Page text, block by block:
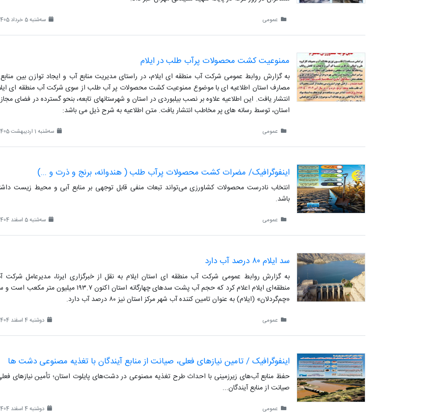
عمومی سه‌شنبه 5 خرداد 1405
ممنوعیت کشت محصولات پرآب طلب در ایلام
به گزارش روابط عمومی شرکت آب منطقه ای ایلام، در راستای مدیریت منابع آب و ایجاد توازن بین
مصارف استان اطلاعیه ای با موضوع ممنوعیت کشت محصولات پر آب طلب از سوی شرکت آب منطقه ای
انتشار یافت. این اطلاعیه علاوه بر نصب بیلبوردی در استان و شهرستانهای تابعه، بنحو گسترده در فضای
استان، توسط رسانه های پر مخاطب انتشار یافت. متن اطلاعیه به شرح ذیل می باشد:
عمومی سه‌شنبه 1 اردیبهشت 1405
اینفوگرافیک/ مضرات کشت محصولات پرآب طلب ( هندوانه، برنج و ذرت و ...)
انتخاب نادرست محصولات کشاورزی می‌تواند تبعات منفی قابل توجهی بر منابع آبی و محیط زیست
باشد.
عمومی سه‌شنبه 5 اسفند 1404
سد ایلام ۸۰ درصد آب دارد
به گزارش روابط عمومی شرکت آب منطقه ای استان ایلام به نقل از خبرگزاری ایرنا، مدیرعامل شرکت
منطقه‌ای ایلام اعلام کرد که حجم آب پشت سدهای چهارگانه استان اکنون ۱۹۳.۷ میلیون متر
«چم‌گردلان» (ایلام) به عنوان تامین کننده آب شهر مرکز استان نیز ۸۰ درصد آب دارد.
عمومی دوشنبه 4 اسفند 1404
اینفوگرافیک / تامین نیازهای فعلی، صیانت از منابع آیندگان با تغذیه مصنوعی دشت ها
حفظ منابع آب‌های زیرزمینی با احداث طرح تغذیه مصنوعی در دشت‌های پایلوت استان؛ تأمین نیازهای
صیانت از منابع آیندگان...
عمومی دوشنبه 4 اسفند 1404